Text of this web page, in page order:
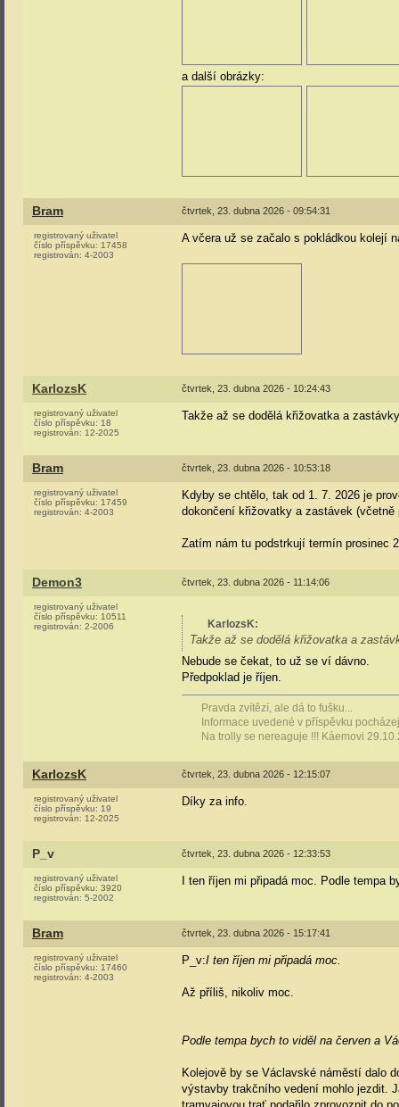
a další obrázky:
Bram čtvrtek, 23. dubna 2026 - 09:54:31
registrovaný uživatel
číslo příspěvku: 17458
registrován: 4-2003
A včera už se začalo s pokládkou kolejí
KarlozsK čtvrtek, 23. dubna 2026 - 10:24:43
registrovaný uživatel
číslo příspěvku: 18
registrován: 12-2025
Takže až se dodělá křižovatka a
Bram čtvrtek, 23. dubna 2026 - 10:53:18
registrovaný uživatel
číslo příspěvku: 17459
registrován: 4-2003
Kdyby se chtělo, tak od 1. 7. 2026 je
dokončení křižovatky a zastávek
Zatím nám tu podstrkují termín prosinec
Demon3 čtvrtek, 23. dubna 2026 - 11:14:06
registrovaný uživatel
číslo příspěvku: 10511
registrován: 2-2006 KarlozsK:
Takže až se dodělá křižovatka a
Nebude se čekat, to už se ví dávno.
Předpoklad je říjen.
Pravda zvítězí, ale dá to fušku...
Informace uvedené v příspěvku
Na trolly se nereaguje !!! Káemovi
KarlozsK čtvrtek, 23. dubna 2026 - 12:15:07
registrovaný uživatel
číslo příspěvku: 19
registrován: 12-2025
Díky za info.
P_v čtvrtek, 23. dubna 2026 - 12:33:53
registrovaný uživatel
číslo příspěvku: 3920
registrován: 5-2002
I ten říjen mi připadá moc. Podle tempa
Bram čtvrtek, 23. dubna 2026 - 15:17:41
registrovaný uživatel
číslo příspěvku: 17460
registrován: 4-2003
P_v:I ten říjen mi připadá moc.
Až příliš, nikoliv moc.
Podle tempa bych to viděl na červen a
Kolejově by se Václavské náměstí dalo
výstavby trakčního vedení mohlo jezdit.